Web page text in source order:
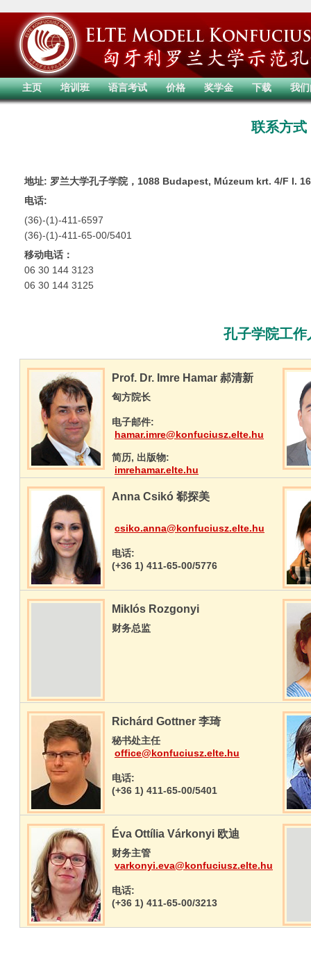
主页 培训班 语言考试 价格 奖学金 下载 我
联系方式
地址: 罗兰大学孔子学院，1088 Budapest, Múzeum krt. 4/F I.
电话:
(36)-(1)-411-6597
(36)-(1)-411-65-00/5401
移动电话：
06 30 144 3123
06 30 144 3125
孔子学院工作
Prof. Dr. Imre Hamar 郝清新
匈方院长
电子邮件:
hamar.imre@konfuciusz.elte.hu
简历, 出版物:
imrehamar.elte.hu
Anna Csikó 郗探美
csiko.anna@konfuciusz.elte.hu
电话:
(+36 1) 411-65-00/5776
Miklós Rozgonyi
财务总监
Richárd Gottner 李琦
秘书处主任
office@konfuciusz.elte.hu
电话:
(+36 1) 411-65-00/5401
Éva Ottília Várkonyi 欧迪
财务主管
varkonyi.eva@konfuciusz.elte.hu
电话:
(+36 1) 411-65-00/3213